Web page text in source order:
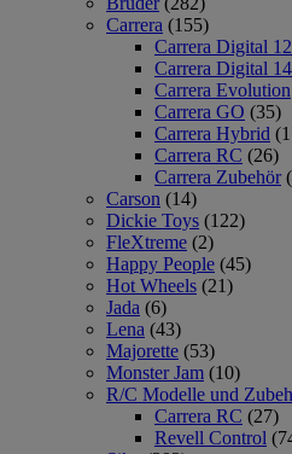
Carrera (155)
Carrera Digital
Carrera Digital
Carrera Evolution
Carrera GO (35)
Carrera Hybrid
Carrera RC (26)
Carrera Zubehör
Carson (14)
Dickie Toys (122)
FleXtreme (2)
Happy People (45)
Hot Wheels (21)
Jada (6)
Lena (43)
Majorette (53)
Monster Jam (10)
R/C Modelle und
Carrera RC (27)
Revell Control